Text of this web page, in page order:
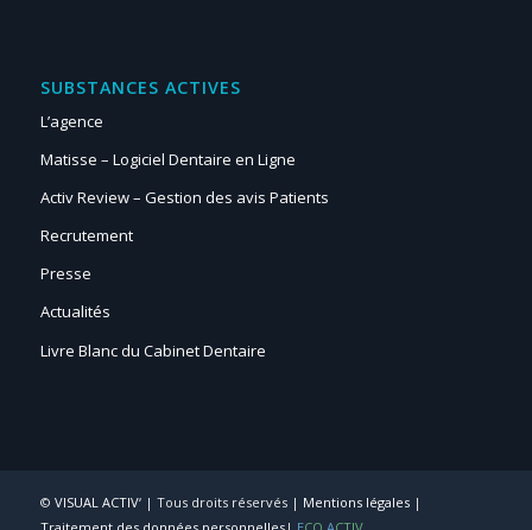
SUBSTANCES ACTIVES
L’agence
Matisse – Logiciel Dentaire en Ligne
Activ Review – Gestion des avis Patients
Recrutement
Presse
Actualités
Livre Blanc du Cabinet Dentaire
© VISUAL ACTIV‘| Tous droits réservés | Mentions légales|